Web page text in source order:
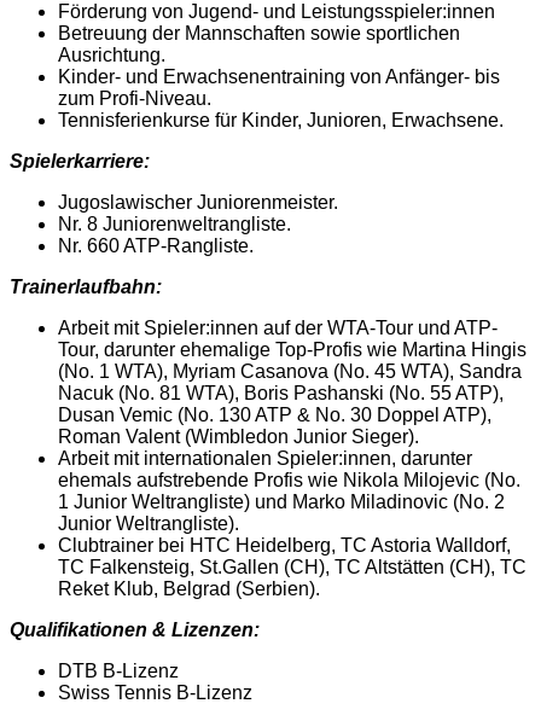
Förderung von Jugend- und Leistungsspieler:innen
Betreuung der Mannschaften sowie sportlichen
Ausrichtung.
Kinder- und Erwachsenentraining von Anfänger- bis
zum Profi-Niveau.
Tennisferienkurse für Kinder, Junioren, Erwachsene.
Spielerkarriere:
Jugoslawischer Juniorenmeister.
Nr. 8 Juniorenweltrangliste.
Nr. 660 ATP-Rangliste.
Trainerlaufbahn:
Arbeit mit Spieler:innen auf der WTA-Tour und ATP-
Tour, darunter ehemalige Top-Profis wie Martina Hingis
(No. 1 WTA), Myriam Casanova (No. 45 WTA), Sandra
Nacuk (No. 81 WTA), Boris Pashanski (No. 55 ATP),
Dusan Vemic (No. 130 ATP & No. 30 Doppel ATP),
Roman Valent (Wimbledon Junior Sieger).
Arbeit mit internationalen Spieler:innen, darunter
ehemals aufstrebende Profis wie Nikola Milojevic (No.
1 Junior Weltrangliste) und Marko Miladinovic (No. 2
Junior Weltrangliste).
Clubtrainer bei HTC Heidelberg, TC Astoria Walldorf,
TC Falkensteig, St.Gallen (CH), TC Altstätten (CH), TC
Reket Klub, Belgrad (Serbien).
Qualifikationen & Lizenzen:
DTB B-Lizenz
Swiss Tennis B-Lizenz